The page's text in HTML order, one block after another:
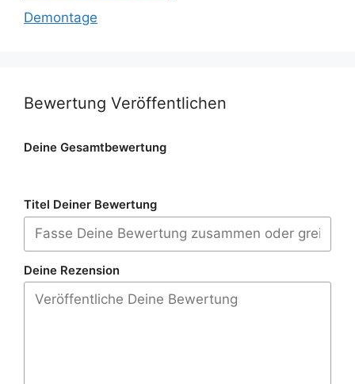
Demontage
Bewertung Veröffentlichen
Deine Gesamtbewertung
Titel Deiner Bewertung
Deine Rezension